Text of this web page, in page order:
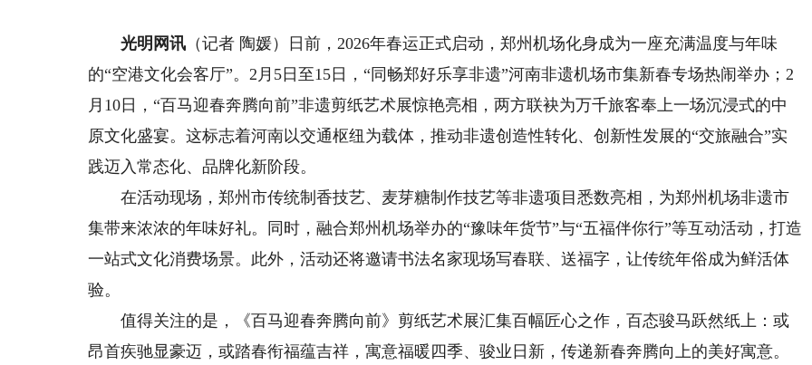
光明网讯 （记者 陶媛）日前，2026年春运正式启动，郑州机场化身成为一座充满温度与年味
的“空港文化会客厅”。2月5日至15日，“同畅郑好乐享非遗”河南非遗机场市集新春专场热闹举办；2
月10日，“百马迎春奔腾向前”非遗剪纸艺术展惊艳亮相，两方联袂为万千旅客奉上一场沉浸式的中
原文化盛宴。这标志着河南以交通枢纽为载体，推动非遗创造性转化、创新性发展的“交旅融合”实
践迈入常态化、品牌化新阶段。
在活动现场，郑州市传统制香技艺、麦芽糖制作技艺等非遗项目悉数亮相，为郑州机场非遗市
集带来浓浓的年味好礼。同时，融合郑州机场举办的“豫味年货节”与“五福伴你行”等互动活动，打造
一站式文化消费场景。此外，活动还将邀请书法名家现场写春联、送福字，让传统年俗成为鲜活体
验。
值得关注的是，《百马迎春奔腾向前》剪纸艺术展汇集百幅匠心之作，百态骏马跃然纸上：或
昂首疾驰显豪迈，或踏春衔福蕴吉祥，寓意福暖四季、骏业日新，传递新春奔腾向上的美好寓意。